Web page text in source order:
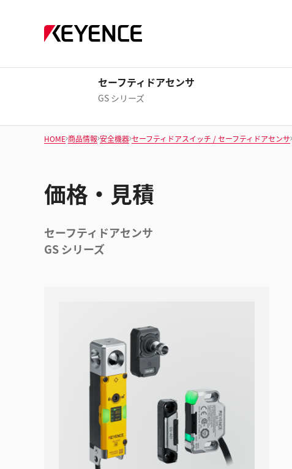
セーフティドアセンサ
GS シリーズ
HOME 商品情報 安全機器 セーフティドアスイッチ / セーフティドアセンサ
価格・見積
セーフティドアセンサ
GS シリーズ